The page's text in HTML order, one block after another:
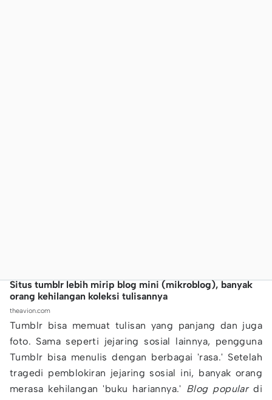
Situs tumblr lebih mirip blog mini (mikroblog), banyak
orang kehilangan koleksi tulisannya
theavion.com
Tumblr bisa memuat tulisan yang panjang dan juga
foto. Sama seperti jejaring sosial lainnya, pengguna
Tumblr bisa menulis dengan berbagai 'rasa.' Setelah
tragedi pemblokiran jejaring sosial ini, banyak orang
merasa kehilangan 'buku hariannya.' Blog populardi